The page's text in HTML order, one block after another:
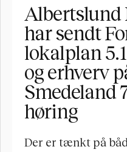
Albertslund
har sendt
lokalplan
og erhverv
Smedeland
høring
Der er tænkt på